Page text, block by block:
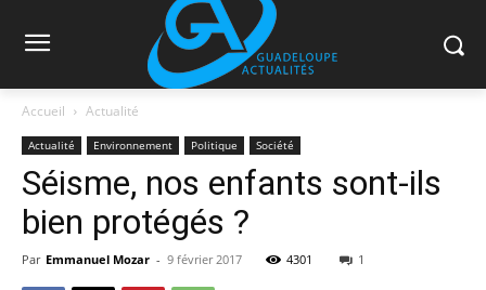
Accueil Actualité
Actualité Environnement Politique Société
Séisme, nos enfants sont-ils
bien protégés ?
Par Emmanuel Mozar - 9 février 2017 4301 1